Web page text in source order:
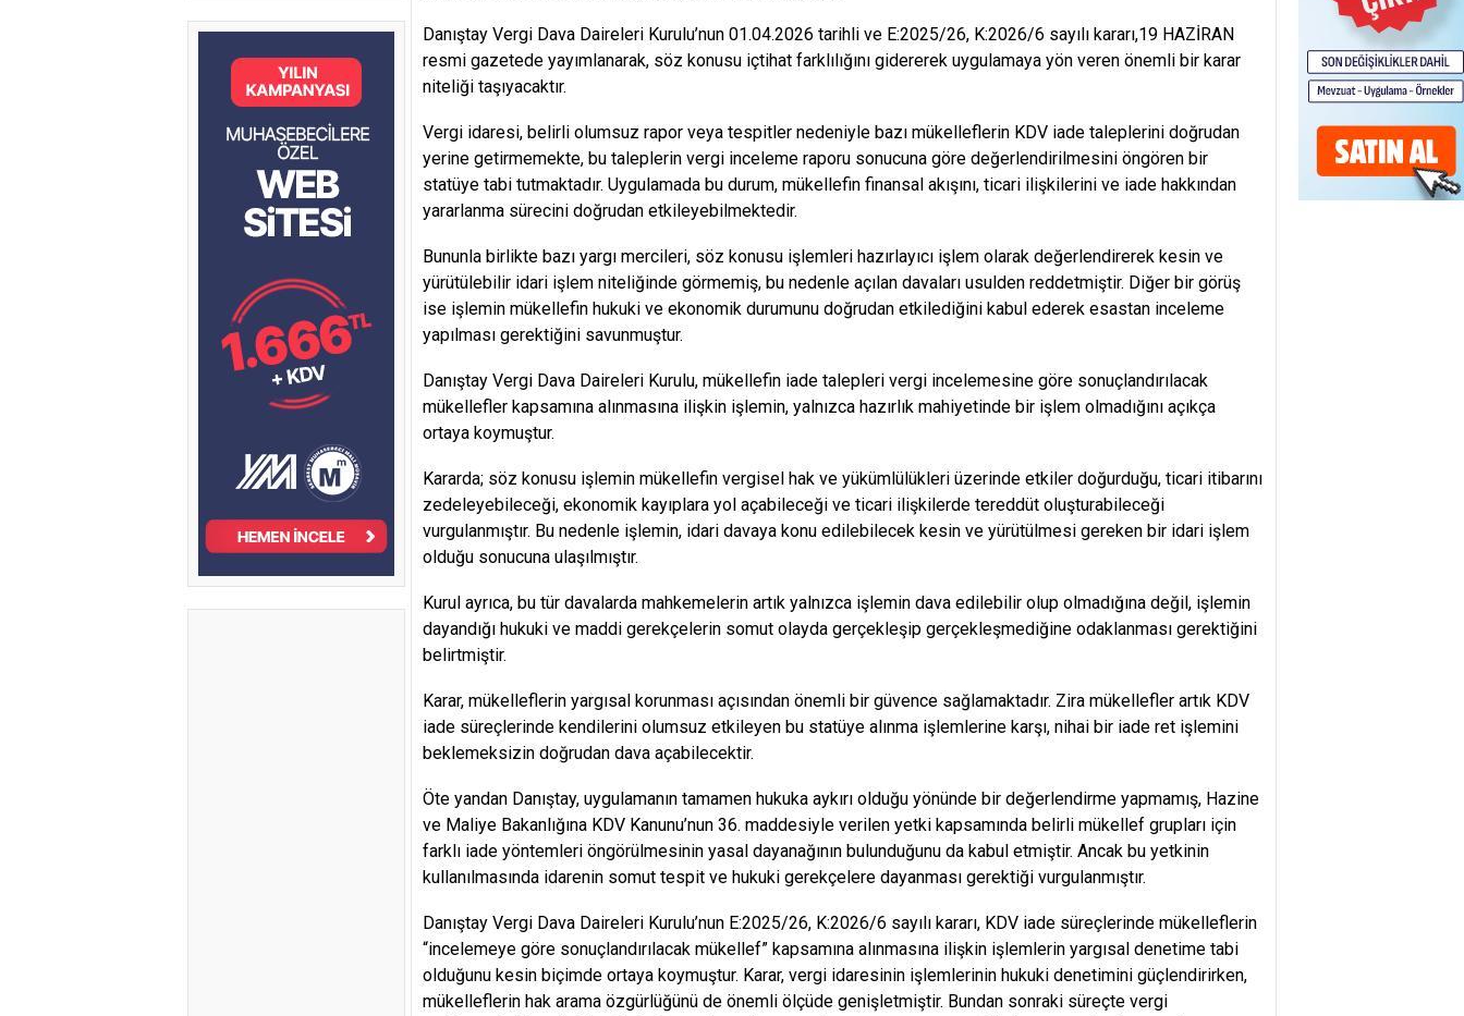
Danıştay Vergi Dava Daireleri Kurulu’nun 01.04.2026 tarihli ve E:2025/26, K:2026/6 sayılı kararı,19 HAZİRAN
resmi gazetede yayımlanarak, söz konusu içtihat farklılığını gidererek uygulamaya yön veren önemli bir karar
niteliği taşıyacaktır.
Vergi idaresi, belirli olumsuz rapor veya tespitler nedeniyle bazı mükelleflerin KDV iade taleplerini doğrudan
yerine getirmemekte, bu taleplerin vergi inceleme raporu sonucuna göre değerlendirilmesini öngören bir
statüye tabi tutmaktadır. Uygulamada bu durum, mükellefin finansal akışını, ticari ilişkilerini ve iade hakkından
yararlanma sürecini doğrudan etkileyebilmektedir.
Bununla birlikte bazı yargı mercileri, söz konusu işlemleri hazırlayıcı işlem olarak değerlendirerek kesin ve
yürütülebilir idari işlem niteliğinde görmemiş, bu nedenle açılan davaları usulden reddetmiştir. Diğer bir görüş
ise işlemin mükellefin hukuki ve ekonomik durumunu doğrudan etkilediğini kabul ederek esastan inceleme
yapılması gerektiğini savunmuştur.
Danıştay Vergi Dava Daireleri Kurulu, mükellefin iade talepleri vergi incelemesine göre sonuçlandırılacak
mükellefler kapsamına alınmasına ilişkin işlemin, yalnızca hazırlık mahiyetinde bir işlem olmadığını açıkça
ortaya koymuştur.
Kararda; söz konusu işlemin mükellefin vergisel hak ve yükümlülükleri üzerinde etkiler doğurduğu, ticari itibarını
zedeleyebileceği, ekonomik kayıplara yol açabileceği ve ticari ilişkilerde tereddüt oluşturabileceği
vurgulanmıştır. Bu nedenle işlemin, idari davaya konu edilebilecek kesin ve yürütülmesi gereken bir idari işlem
olduğu sonucuna ulaşılmıştır.
Kurul ayrıca, bu tür davalarda mahkemelerin artık yalnızca işlemin dava edilebilir olup olmadığına değil, işlemin
dayandığı hukuki ve maddi gerekçelerin somut olayda gerçekleşip gerçekleşmediğine odaklanması gerektiğini
belirtmiştir.
Karar, mükelleflerin yargısal korunması açısından önemli bir güvence sağlamaktadır. Zira mükellefler artık KDV
iade süreçlerinde kendilerini olumsuz etkileyen bu statüye alınma işlemlerine karşı, nihai bir iade ret işlemini
beklemeksizin doğrudan dava açabilecektir.
Öte yandan Danıştay, uygulamanın tamamen hukuka aykırı olduğu yönünde bir değerlendirme yapmamış, Hazine
ve Maliye Bakanlığına KDV Kanunu’nun 36. maddesiyle verilen yetki kapsamında belirli mükellef grupları için
farklı iade yöntemleri öngörülmesinin yasal dayanağının bulunduğunu da kabul etmiştir. Ancak bu yetkinin
kullanılmasında idarenin somut tespit ve hukuki gerekçelere dayanması gerektiği vurgulanmıştır.
Danıştay Vergi Dava Daireleri Kurulu’nun E:2025/26, K:2026/6 sayılı kararı, KDV iade süreçlerinde mükelleflerin
“incelemeye göre sonuçlandırılacak mükellef” kapsamına alınmasına ilişkin işlemlerin yargısal denetime tabi
olduğunu kesin biçimde ortaya koymuştur. Karar, vergi idaresinin işlemlerinin hukuki denetimini güçlendirirken,
mükelleflerin hak arama özgürlüğünü de önemli ölçüde genişletmiştir. Bundan sonraki süreçte vergi